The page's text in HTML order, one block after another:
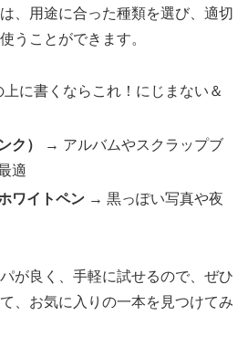
、用途に合った種類を選び、適切
うことができます。
に書くならこれ！にじまない＆
ク）
→ アルバムやスクラップブ
適
ワイトペン → 黒っぽい写真や夜
が良く、手軽に試せるので、ぜひ
、お気に入りの一本を見つけてみ